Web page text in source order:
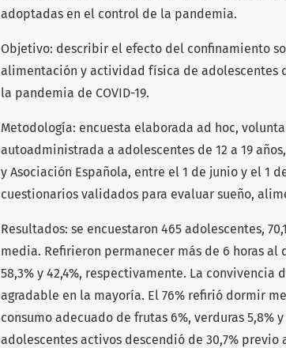
adoptadas en el control de la pandemia.
Objetivo: describir el efecto del confinamiento
alimentación y actividad física de adolescentes
la pandemia de COVID-19.
Metodología: encuesta elaborada ad hoc,
autoadministrada a adolescentes de 12 a 19 años,
y Asociación Española, entre el 1 de junio y el 1
cuestionarios validados para evaluar sueño,
Resultados: se encuestaron 465 adolescentes,
media. Refirieron permanecer más de 6 horas
58,3% y 42,4%, respectivamente. La
agradable en la mayoría. El 76% refirió dormir
consumo adecuado de frutas 6%, verduras 5,8%
adolescentes activos descendió de 30,7% previo